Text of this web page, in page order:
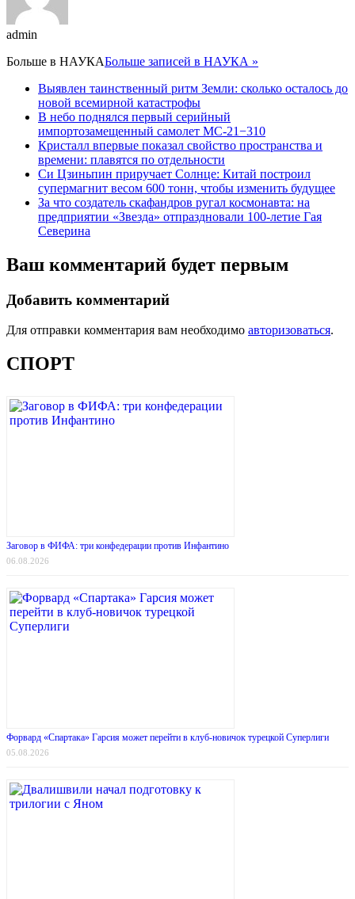
admin
Больше в НАУКАБольше записей в НАУКА »
Выявлен таинственный ритм Земли: сколько осталось до
новой всемирной катастрофы
В небо поднялся первый серийный
импортозамещенный самолет МС-21−310
Кристалл впервые показал свойство пространства и
времени: плавятся по отдельности
Си Цзиньпин приручает Солнце: Китай построил
супермагнит весом 600 тонн, чтобы изменить будущее
За что создатель скафандров ругал космонавта: на
предприятии «Звезда» отпраздновали 100-летие Гая
Северина
Ваш комментарий будет первым
Добавить комментарий
Для отправки комментария вам необходимо авторизоваться.
СПОРТ
Заговор в ФИФА: три конфедерации против Инфантино
06.08.2026
Форвард «Спартака» Гарсия может перейти в клуб-новичок турецкой Суперлиги
05.08.2026